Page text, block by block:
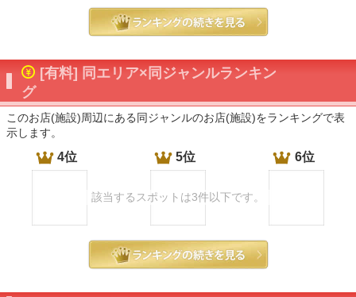
[有料] 同エリア×同ジャンルランキン
グ
このお店(施設)周辺にある同ジャンルのお店(施設)をランキングで表
示します。
4位 5位 6位
該当するスポットは3件以下です。